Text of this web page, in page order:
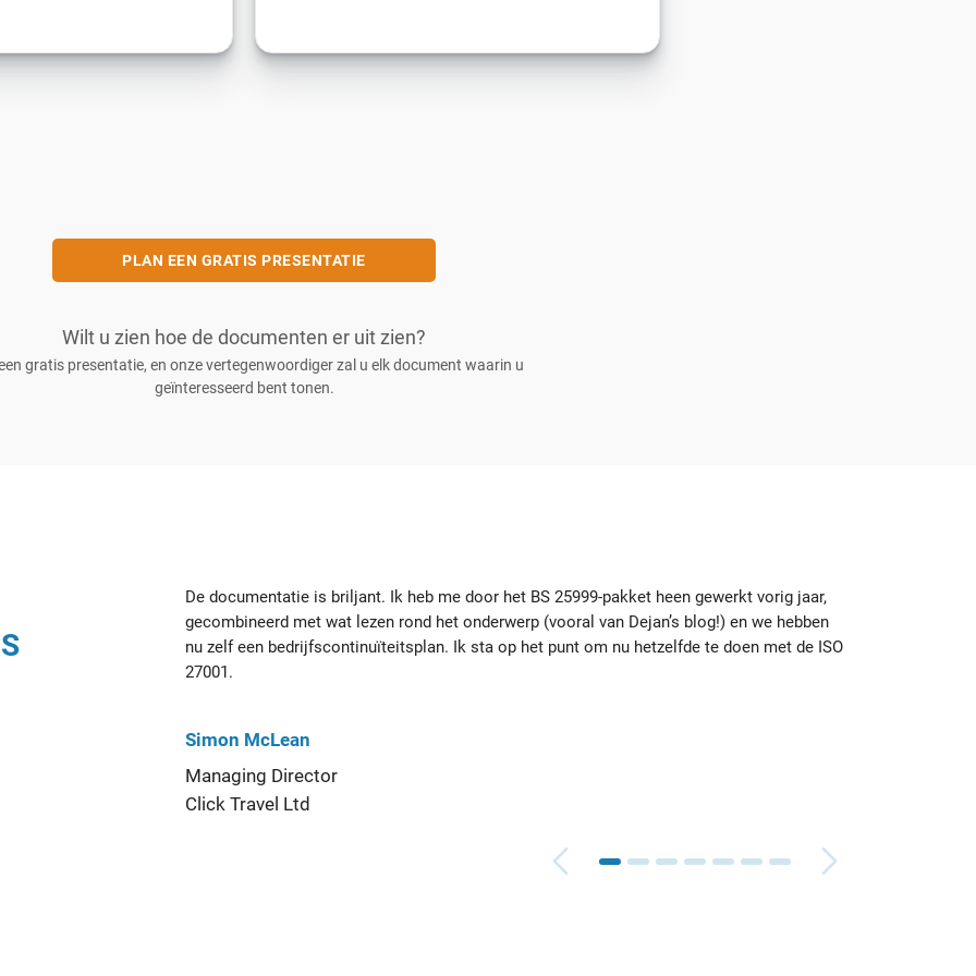
PLAN EEN GRATIS PRESENTATIE
Wilt u zien hoe de documenten er uit zien?
gratis presentatie, en onze vertegenwoordiger zal u elk document waarin u
geïnteresseerd bent tonen.
De documentatie is briljant. Ik heb me door het BS 25999-pakket heen gewerkt vorig jaar,
gecombineerd met wat lezen rond het onderwerp (vooral van Dejan’s blog!) en we hebben
nu zelf een bedrijfscontinuïteitsplan. Ik sta op het punt om nu hetzelfde te doen met de ISO
27001.
Simon McLean
Managing Director
Click Travel Ltd